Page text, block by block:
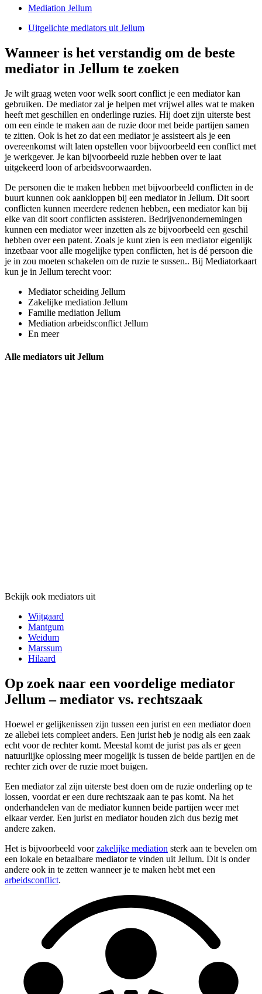
Mediation Jellum
Uitgelichte mediators uit Jellum
Wanneer is het verstandig om de beste
mediator in Jellum te zoeken
Je wilt graag weten voor welk soort conflict je een mediator kan
gebruiken. De mediator zal je helpen met vrijwel alles wat te maken
heeft met geschillen en onderlinge ruzies. Hij doet zijn uiterste best
om een einde te maken aan de ruzie door met beide partijen samen
te zitten. Ook is het zo dat een mediator je assisteert als je een
overeenkomst wilt laten opstellen voor bijvoorbeeld een conflict met
je werkgever. Je kan bijvoorbeeld ruzie hebben over te laat
uitgekeerd loon of arbeidsvoorwaarden.
De personen die te maken hebben met bijvoorbeeld conflicten in de
buurt kunnen ook aankloppen bij een mediator in Jellum. Dit soort
conflicten kunnen meerdere redenen hebben, een mediator kan bij
elke van dit soort conflicten assisteren. Bedrijvenondernemingen
kunnen een mediator weer inzetten als ze bijvoorbeeld een geschil
hebben over een patent. Zoals je kunt zien is een mediator eigenlijk
inzetbaar voor alle mogelijke typen conflicten, het is dé persoon die
je in zou moeten schakelen om de ruzie te sussen.. Bij Mediatorkaart
kun je in Jellum terecht voor:
Mediator scheiding Jellum
Zakelijke mediation Jellum
Familie mediation Jellum
Mediation arbeidsconflict Jellum
En meer
Alle mediators uit Jellum
Bekijk ook mediators uit
Wijtgaard
Mantgum
Weidum
Marssum
Hilaard
Op zoek naar een voordelige mediator
Jellum – mediator vs. rechtszaak
Hoewel er gelijkenissen zijn tussen een jurist en een mediator doen
ze allebei iets compleet anders. Een jurist heb je nodig als een zaak
echt voor de rechter komt. Meestal komt de jurist pas als er geen
natuurlijke oplossing meer mogelijk is tussen de beide partijen en de
rechter zich over de ruzie moet buigen.
Een mediator zal zijn uiterste best doen om de ruzie onderling op te
lossen, voordat er een dure rechtszaak aan te pas komt. Na het
onderhandelen van de mediator kunnen beide partijen weer met
elkaar verder. Een jurist en mediator houden zich dus bezig met
andere zaken.
Het is bijvoorbeeld voorzakelijke mediation sterk aan te bevelen om
een lokale en betaalbare mediator te vinden uit Jellum. Dit is onder
andere ook in te zetten wanneer je te maken hebt met een
arbeidsconflict.